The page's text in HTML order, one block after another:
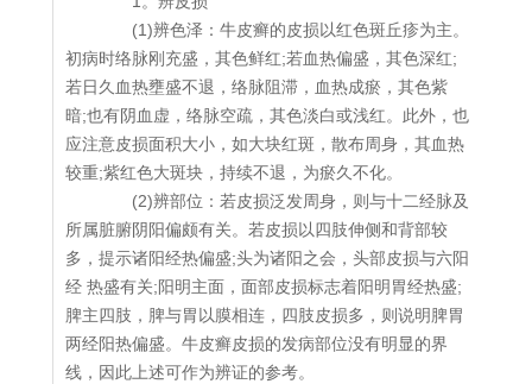
(1)辨色泽：牛皮癣的皮损以红色斑丘疹为主。
初病时络脉刚充盛，其色鲜红;若血热偏盛，其色深红;
若日久血热壅盛不退，络脉阻滞，血热成瘀，其色紫
暗;也有阴血虚，络脉空疏，其色淡白或浅红。此外，也
应注意皮损面积大小，如大块红斑，散布周身，其血热
较重;紫红色大斑块，持续不退，为瘀久不化。
(2)辨部位：若皮损泛发周身，则与十二经脉及
所属脏腑阴阳偏颇有关。若皮损以四肢伸侧和背部较
多，提示诸阳经热偏盛;头为诸阳之会，头部皮损与六阳
经 热盛有关;阳明主面，面部皮损标志着阳明胃经热盛;
脾主四肢，脾与胃以膜相连，四肢皮损多，则说明脾胃
两经阳热偏盛。牛皮癣皮损的发病部位没有明显的界
线，因此上述可作为辨证的参考。